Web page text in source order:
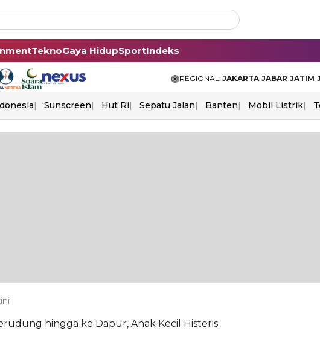
TeknoGaya HidupSportIndeks
REGIONAL: JAKARTA JABAR JATIM
Sunscreen Hut Ri Sepatu Jalan Banten Mobil Listrik